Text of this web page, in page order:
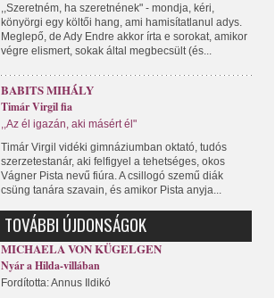
,,Szeretném, ha szeretnének" - mondja, kéri,
könyörgi egy költői hang, ami hamisítatlanul adys.
Meglepő, de Ady Endre akkor írta e sorokat, amikor
végre elismert, sokak által megbecsült (és...
BABITS MIHÁLY
Timár Virgil fia
,,Az él igazán, aki másért él"
Timár Virgil vidéki gimnáziumban oktató, tudós
szerzetestanár, aki felfigyel a tehetséges, okos
Vágner Pista nevű fiúra. A csillogó szemű diák
csüng tanára szavain, és amikor Pista anyja...
TOVÁBBI ÚJDONSÁGOK
MICHAELA VON KÜGELGEN
Nyár a Hilda-villában
Fordította: Annus Ildikó